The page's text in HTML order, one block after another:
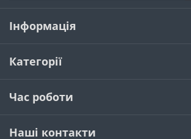
Інформація
Категорії
Час роботи
Наші контакти